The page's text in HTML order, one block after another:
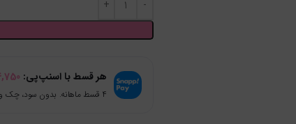
هر قسط با اسنپ‌پی:
۴ قسط ماهانه. بدون سود، چک و ضامن.